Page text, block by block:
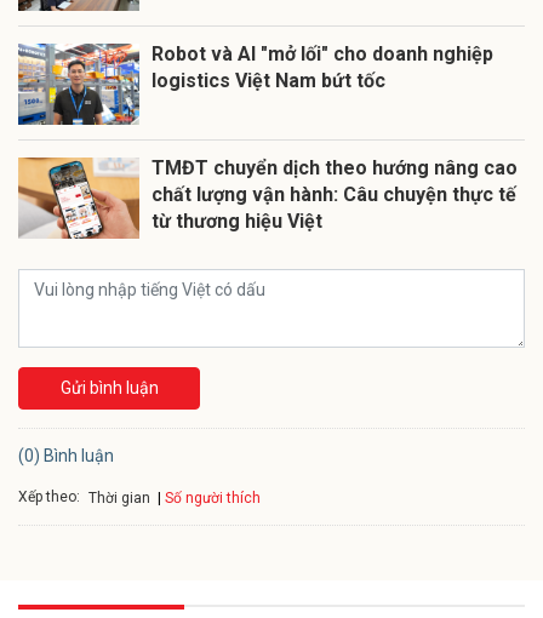
Robot và AI "mở lối" cho doanh nghiệp
logistics Việt Nam bứt tốc
TMĐT chuyển dịch theo hướng nâng cao
chất lượng vận hành: Câu chuyện thực tế
từ thương hiệu Việt
Gửi bình luận
(0) Bình luận
Xếp theo: Thời gian Số người thích